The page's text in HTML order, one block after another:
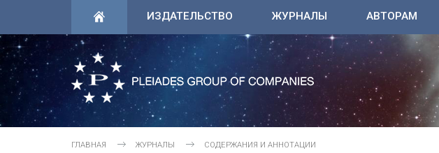
ИЗДАТЕЛЬСТВО ЖУРНАЛЫ АВТОРАМ
ГЛАВНАЯ ЖУРНАЛЫ СОДЕРЖАНИЯ И АННОТАЦИИ